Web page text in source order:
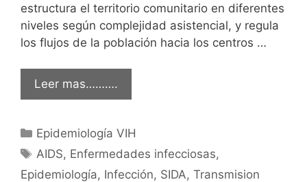
estructura el territorio comunitario en diferentes
niveles según complejidad asistencial, y regula
los flujos de la población hacia los centros …
Leer mas……….
Categorías
Epidemiología VIH
Etiquetas
AIDS, Enfermedades infecciosas,
Epidemiología, Infección, SIDA, Transmision